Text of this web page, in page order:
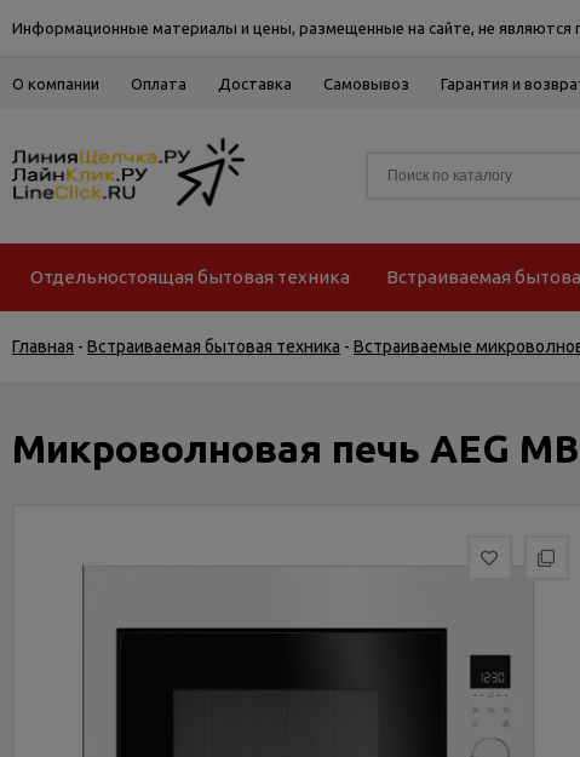
Информационные материалы и цены, размещенные на сайте, не
О компании Оплата Доставка Самовывоз Гарантия и
Отдельностоящая бытовая техника Встраиваемая
Главная - Встраиваемая бытовая техника - Встраиваемые
Микроволновая печь AEG